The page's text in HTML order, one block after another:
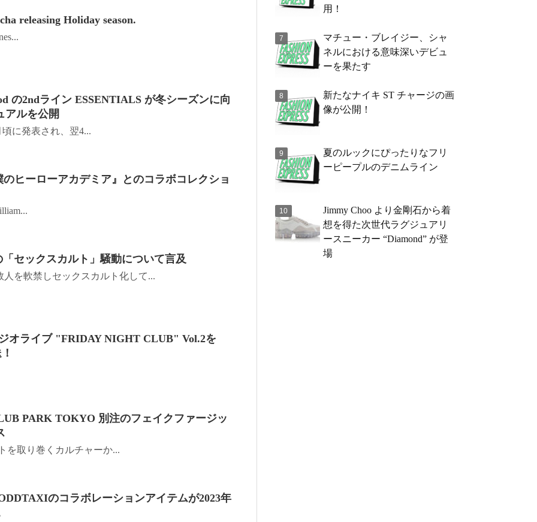
releasing Holiday season.
の2ndライン ESSENTIALS が冬シーズンに向
アルを公開
に発表され、翌4...
ヒーローアカデミア』とのコラボコレクショ
セックスカルト」騒動について言及
を軟禁しセックスカルト化して...
オライブ "FRIDAY NIGHT CLUB" Vol.2を
PARK TOKYO 別注のフェイクファージッ
を取り巻くカルチャーか...
のコラボレーションアイテムが2023年
用！
マチュー・ブレイジー、シャ
ネルにおける意味深いデビュ
ーを果たす
新たなナイキ ST チャージの画
像が公開！
夏のルックにぴったりなフリ
ーピープルのデニムライン
Jimmy Choo より金剛石から着
想を得た次世代ラグジュアリ
ースニーカー “Diamond” が登
場